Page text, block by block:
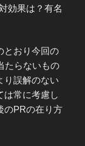
効果は？有名
とおり今回の
たらないもの
り誤解のない
は常に考慮し
のPRの在り方